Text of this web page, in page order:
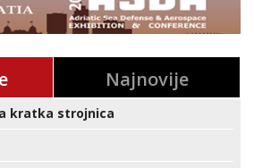
Najnovije
kratka strojnica